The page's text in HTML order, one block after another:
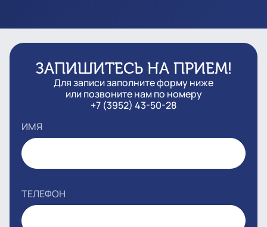
ЗАПИШИТЕСЬ НА ПРИЕМ!
Для записи заполните форму ниже
или позвоните нам по номеру
+7 (3952) 43-50-28
ИМЯ
ТЕЛЕФОН